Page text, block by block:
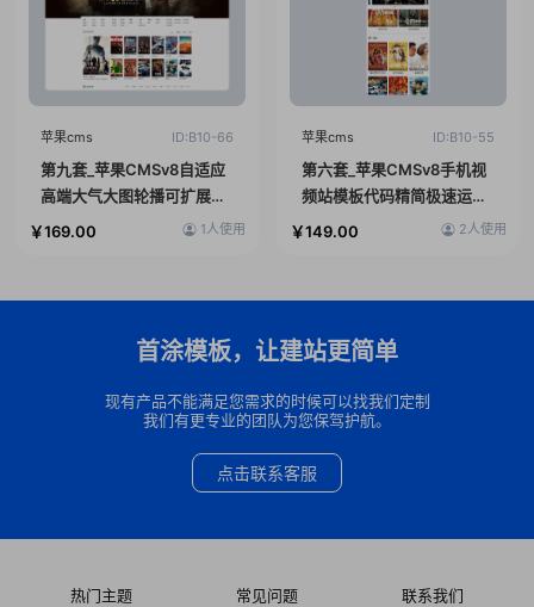
苹果cms ID:B10-66
第九套_苹果CMSv8自适应
高端大气大图轮播可扩展
DIY视频模板
1人使用
￥169.00
苹果cms ID:B10-55
第六套_苹果CMSv8手机视
频站模板代码精简极速运行
微信客户端
2人使用
￥149.00
首涂模板，让建站更简单
现有产品不能满足您需求的时候可以找我们定制
我们有更专业的团队为您保驾护航。
点击联系客服
热门主题 常见问题 联系我们